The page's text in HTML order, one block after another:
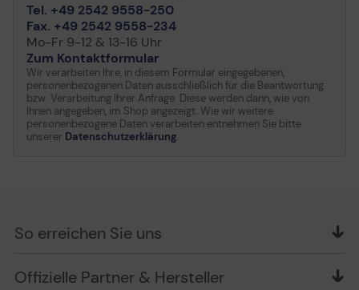
Tel. +49 2542 9558-250
Fax. +49 2542 9558-234
Mo-Fr 9-12 & 13-16 Uhr
Zum Kontaktformular
Wir verarbeiten Ihre, in diesem Formular eingegebenen,
personenbezogenen Daten ausschließlich für die Beantwortung
bzw. Verarbeitung Ihrer Anfrage. Diese werden dann, wie von
Ihnen angegeben, im Shop angezeigt. Wie wir weitere
personenbezogene Daten verarbeiten entnehmen Sie bitte
unserer Datenschutzerklärung.
Offizielle Partner & Hersteller
So erreichen Sie uns
Schlesierring 35